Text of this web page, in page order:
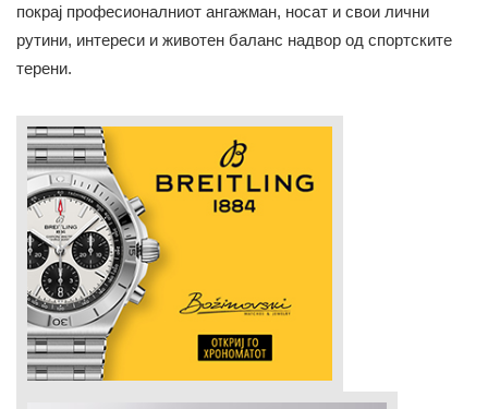
покрај професионалниот ангажман, носат и свои лични
рутини, интереси и животен баланс надвор од спортските
терени.